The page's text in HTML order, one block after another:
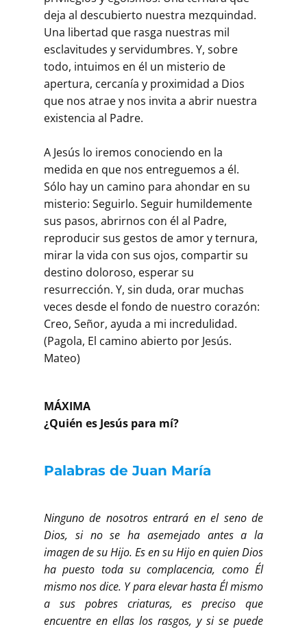
deja al descubierto nuestra mezquindad.
Una libertad que rasga nuestras mil
esclavitudes y servidumbres. Y, sobre
todo, intuimos en él un misterio de
apertura, cercanía y proximidad a Dios
que nos atrae y nos invita a abrir nuestra
existencia al Padre.
A Jesús lo iremos conociendo en la
medida en que nos entreguemos a él.
Sólo hay un camino para ahondar en su
misterio: Seguirlo. Seguir humildemente
sus pasos, abrirnos con él al Padre,
reproducir sus gestos de amor y ternura,
mirar la vida con sus ojos, compartir su
destino doloroso, esperar su
resurrección. Y, sin duda, orar muchas
veces desde el fondo de nuestro corazón:
Creo, Señor, ayuda a mi incredulidad.
(Pagola, El camino abierto por Jesús.
Mateo)
MÁXIMA
¿Quién es Jesús para mí?
Palabras de Juan María
Ninguno de nosotros entrará en el seno de
Dios, si no se ha asemejado antes a la
imagen de su Hijo. Es en su Hijo en quien Dios
ha puesto toda su complacencia, como Él
mismo nos dice. Y para elevar hasta Él mismo
a sus pobres criaturas, es preciso que
encuentre en ellas los rasgos, y si se puede